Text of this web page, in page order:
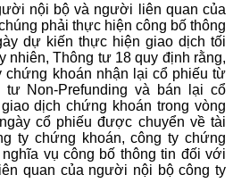
nội bộ và người liên quan của
phải thực hiện công bố thông
dự kiến thực hiện giao dịch tối
nhiên, Thông tư 18 quy định rằng,
chứng khoán nhận lại cổ phiếu từ
Non-Prefunding và bán lại cổ
dịch chứng khoán trong vòng
cổ phiếu được chuyển về tài
ty chứng khoán, công ty chứng
vụ công bố thông tin đối với
quan của người nội bộ công ty